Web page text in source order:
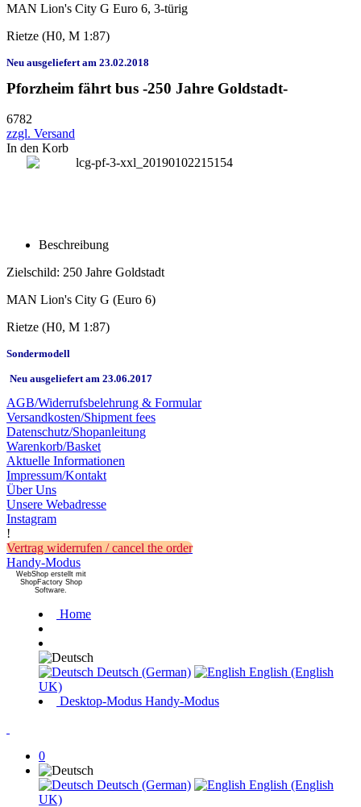
MAN Lion's City G Euro 6, 3-türig
Rietze (H0, M 1:87)
Neu ausgeliefert am 23.02.2018
Pforzheim fährt bus -250 Jahre Goldstadt-
6782
zzgl. Versand
In den Korb
Beschreibung
Zielschild: 250 Jahre Goldstadt
MAN Lion's City G (Euro 6)
Rietze (H0, M 1:87)
Sondermodell
Neu ausgeliefert am 23.06.2017
AGB/Widerrufsbelehrung & Formular
Versandkosten/Shipment fees
Datenschutz/Shopanleitung
Warenkorb/Basket
Aktuelle Informationen
Impressum/Kontakt
Über Uns
Unsere Webadresse
Instagram
!
Vertrag widerrufen / cancel the order
Handy-Modus
WebShop erstellt mit
ShopFactory Shop
Software.
Home
Deutsch (German)
English (English
UK)
Desktop-Modus Handy-Modus
0
Deutsch (German)
English (English
UK)